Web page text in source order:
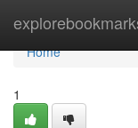
Home
Home
1